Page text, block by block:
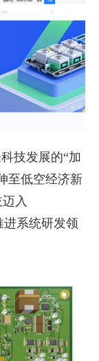
技发展的“加
至低空经济新
入
系统研发领